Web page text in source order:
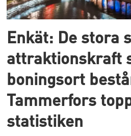
Enkät: De stora
attraktionskraft
boningsort
Tammerfors
statistiken